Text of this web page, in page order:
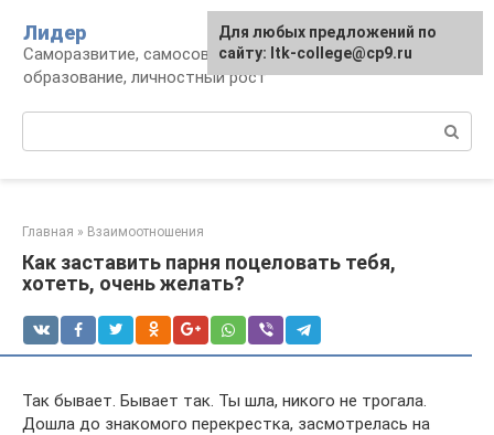
контенту
Лидер
Саморазвитие, самосовершенствование,
образование, личностный рост
Главная » Взаимоотношения
Как заставить парня поцеловать тебя,
хотеть, очень желать?
Так бывает. Бывает так. Ты шла, никого не трогала.
Дошла до знакомого перекрестка, засмотрелась на
Для любых предложений по
сайту: ltk-college@cp9.ru